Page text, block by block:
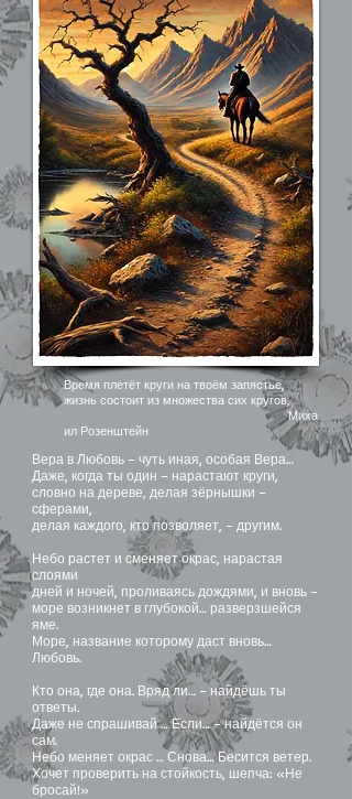
Время плетёт круги на твоём запястье,
жизнь состоит из множества сих кругов,
Миха
ил Розенштейн
Вера в Любовь – чуть иная, особая Вера…
Даже, когда ты один – нарастают круги,
словно на дереве, делая зёрнышки –
сферами,
делая каждого, кто позволяет, – другим.
Небо растет и сменяет окрас, нарастая
слоями
дней и ночей, проливаясь дождями, и вновь –
море возникнет в глубокой… разверзшейся
яме.
Море, название которому даст вновь…
Любовь.
Кто она, где она. Вряд ли… – найдёшь ты
ответы.
Даже не спрашивай … Если… – найдётся он
сам.
Небо меняет окрас … Снова… Бесится ветер.
Хочет проверить на стойкость, шепча: «Не
бросай!»